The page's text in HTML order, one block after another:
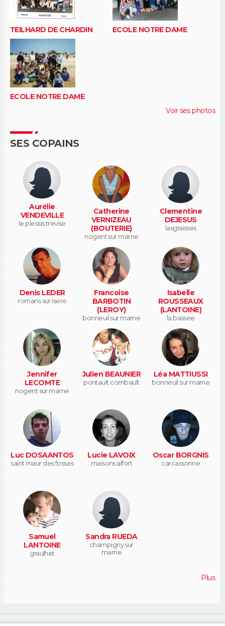
TEILHARD DE CHARDIN ECOLE NOTRE DAME
ECOLE NOTRE DAME
Voir ses photos
SES COPAINS
Aurélie
VENDEVILLE
le plessis trevise
Catherine
VERNIZEAU
(BOUTERIE)
nogent sur marne
Clementine
DEJESUS
lasgraisses
Denis LEDER
romans sur isere
Francoise
BARBOTIN
(LEROY)
bonneuil sur marne
Isabelle
ROUSSEAUX
(LANTOINE)
la bassee
Jennifer
LECOMTE
nogent sur marne
Julien BEAUNIER
pontault combault
Léa MATTIUSSI
bonneuil sur marne
Luc DOSAANTOS
saint maur des fosses
Lucie LAVOIX
maisons alfort
Oscar BORGNIS
carcassonne
Samuel
LANTOINE
graulhet
Sandra RUEDA
champigny sur
marne
Plus